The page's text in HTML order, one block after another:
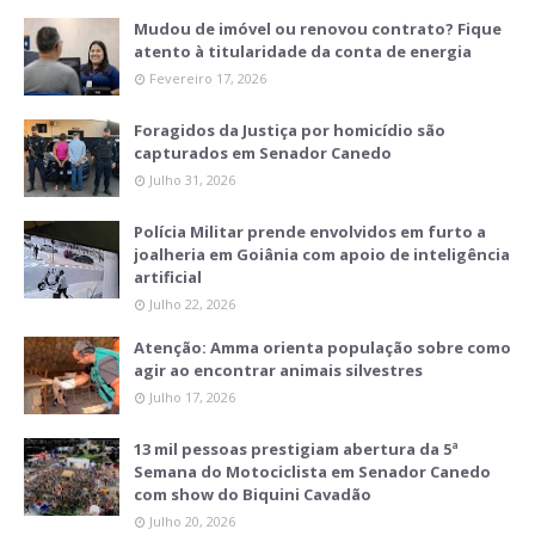
Mudou de imóvel ou renovou contrato? Fique
atento à titularidade da conta de energia
Fevereiro 17, 2026
Foragidos da Justiça por homicídio são
capturados em Senador Canedo
Julho 31, 2026
Polícia Militar prende envolvidos em furto a
joalheria em Goiânia com apoio de inteligência
artificial
Julho 22, 2026
Atenção: Amma orienta população sobre como
agir ao encontrar animais silvestres
Julho 17, 2026
13 mil pessoas prestigiam abertura da 5ª
Semana do Motociclista em Senador Canedo
com show do Biquini Cavadão
Julho 20, 2026